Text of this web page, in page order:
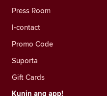
Press Room
I-contact
Promo Code
Suporta
Gift Cards
Kunin ang app!